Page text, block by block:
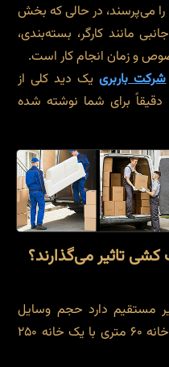
می‌پرسند، در حالی که بخش
مانند کارگر، بسته‌بندی،
و زمان انجام کار است.
شرکتباربرییک دید کلی از
دقیقاً برای شما نوشته شده
تاثیر می‌گذارند؟
مستقیم دارد حجم وسایل
است. طبیعی است جابه‌جایی یک خانه ۶۰ متری با یک خانه ۲۵۰